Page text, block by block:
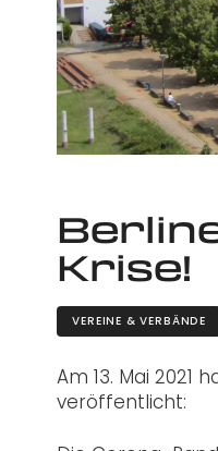
Krise!
VEREINE & VERBÄNDE
Am 13. Mai 2021
veröffentlicht: